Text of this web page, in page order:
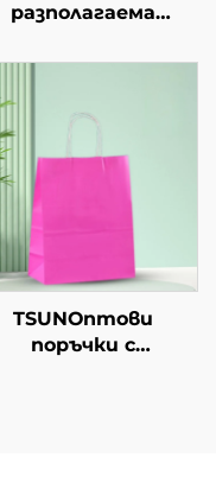
разполагаема
чашки за
суши, пица,
сладоледи,
бургери - за
кейтеринг и
TSUNОптови
поръчки с